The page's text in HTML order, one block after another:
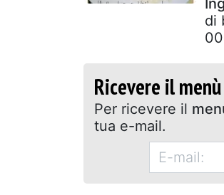
di
Ricevere il
Per ricevere il
tua e-mail.